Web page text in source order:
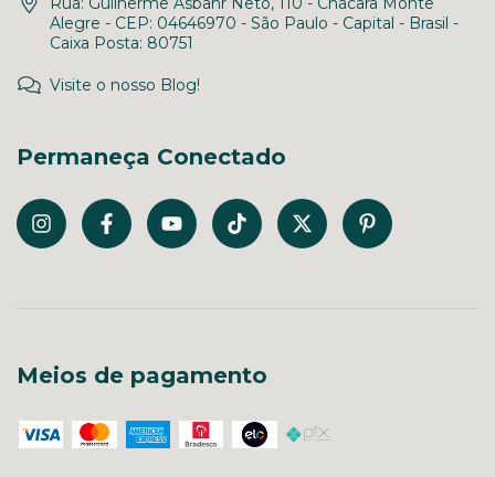
Alegre - CEP: 04646970 - São Paulo - Capital - Brasil -
Caixa Posta: 80751
Visite o nosso Blog!
Permaneça Conectado
Meios de pagamento